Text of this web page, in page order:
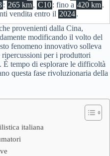
: 265 km, C10: fino a 420 km.
vendita entro il 2024.
provenienti dalla Cina,
modificando il volto del
fenomeno innovativo solleva
per i produttori
È tempo di esplorare le difficoltà
questa fase rivoluzionaria della
italiana